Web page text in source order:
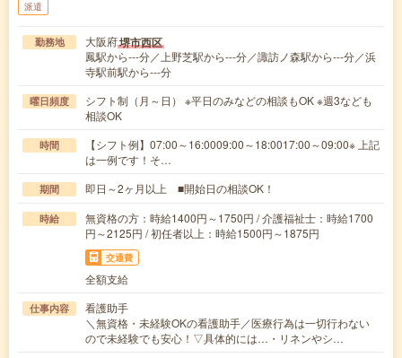
派遣
勤務地 大阪府堺市西区
鳳駅から---分／上野芝駅から---分／諏訪ノ森駅から---分／浜
寺駅前駅から---分
曜日頻度
シフト制（月～日） ※平日のみなどの相談もOK ※週3なども
相談OK
時間
【シフト例】07:00～16:0009:00～18:0017:00～09:00※ 上記
は一例です！そ…
期間 即日～2ヶ月以上 ■開始日の相談OK！
時給
無資格の方：時給1400円～1750円 / 介護福祉士：時給1700
円～2125円 / 初任者以上：時給1500円～1875円
交通費
全額支給
仕事内容
看護助手
＼無資格・未経験OKの看護助手／医療行為は一切行わない
ので未経験でも安心！▽具体的には…・リネンやシ…